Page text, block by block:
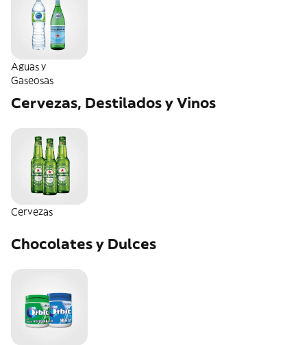
Aguas y
Gaseosas
Cervezas, Destilados y Vinos
Cervezas
Chocolates y Dulces